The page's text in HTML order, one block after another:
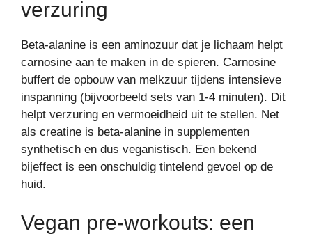
verzuring
Beta-alanine is een aminozuur dat je lichaam helpt
carnosine aan te maken in de spieren. Carnosine
buffert de opbouw van melkzuur tijdens intensieve
inspanning (bijvoorbeeld sets van 1-4 minuten). Dit
helpt verzuring en vermoeidheid uit te stellen. Net
als creatine is beta-alanine in supplementen
synthetisch en dus veganistisch. Een bekend
bijeffect is een onschuldig tintelend gevoel op de
huid.
Vegan pre-workouts: een